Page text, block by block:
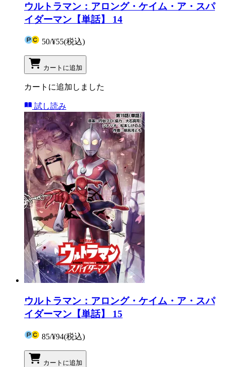
ウルトラマン：アロング・ケイム・ア・スパ
イダーマン【単話】 14
50/¥55(税込)
カートに追加
カートに追加しました
試し読み
ウルトラマン：アロング・ケイム・ア・スパ
イダーマン【単話】 15
85/¥94(税込)
カートに追加